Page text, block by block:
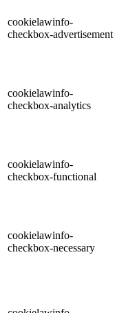
cookielawinfo-
checkbox-advertisement
cookielawinfo-
checkbox-analytics
cookielawinfo-
checkbox-functional
cookielawinfo-
checkbox-necessary